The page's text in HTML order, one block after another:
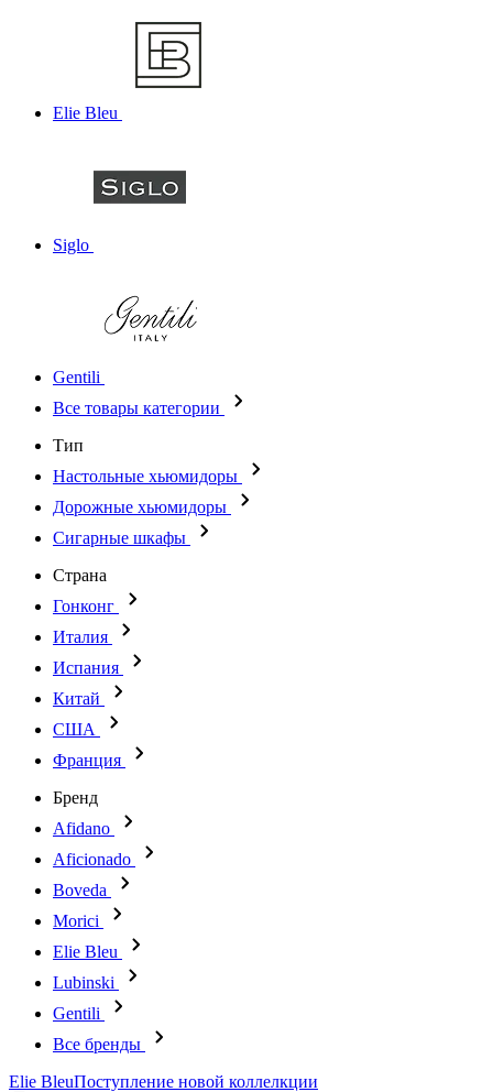
Elie Bleu
Siglo
Gentili
Все товары категории
Тип
Настольные хьюмидоры
Дорожные хьюмидоры
Сигарные шкафы
Страна
Гонконг
Италия
Испания
Китай
США
Франция
Бренд
Afidano
Aficionado
Boveda
Morici
Elie Bleu
Lubinski
Gentili
Все бренды
Elie BleuПоступление новой коллелкции